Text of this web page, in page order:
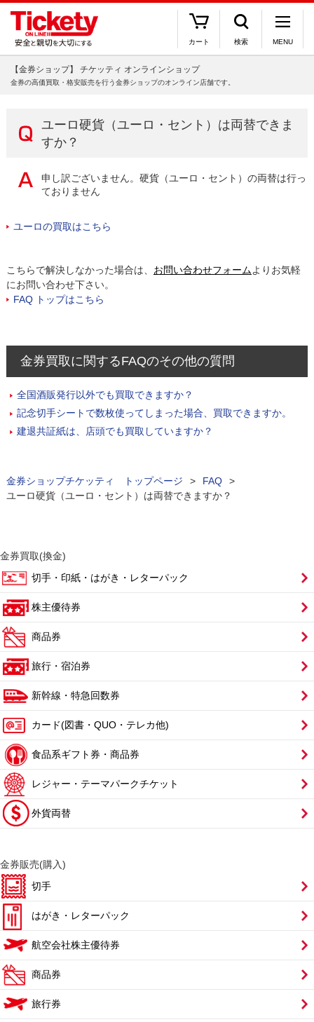
カート 検索 MENU
【金券ショップ】 チケッティ オンラインショップ
金券の高価買取・格安販売を行う金券ショップのオンライン店舗です。
ユーロ硬貨（ユーロ・セント）は両替できま
すか？
申し訳ございません。硬貨（ユーロ・セント）の両替は行っ
ておりません
ユーロの買取はこちら
こちらで解決しなかった場合は、 お問い合わせフォームよりお気軽
にお問い合わせ下さい。
FAQ トップはこちら
金券買取に関するFAQのその他の質問
全国酒販発行以外でも買取できますか？
記念切手シートで数枚使ってしまった場合、買取できますか。
建退共証紙は、店頭でも買取していますか？
金券ショップチケッティ トップページ > FAQ
>
ユーロ硬貨（ユーロ・セント）は両替できますか？
金券買取(換金)
切手・印紙・はがき・レターパック
株主優待券
商品券
旅行・宿泊券
新幹線・特急回数券
カード(図書・QUO・テレカ他)
食品系ギフト券・商品券
レジャー・テーマパークチケット
外貨両替
金券販売(購入)
切手
はがき・レターパック
航空会社株主優待券
商品券
旅行券